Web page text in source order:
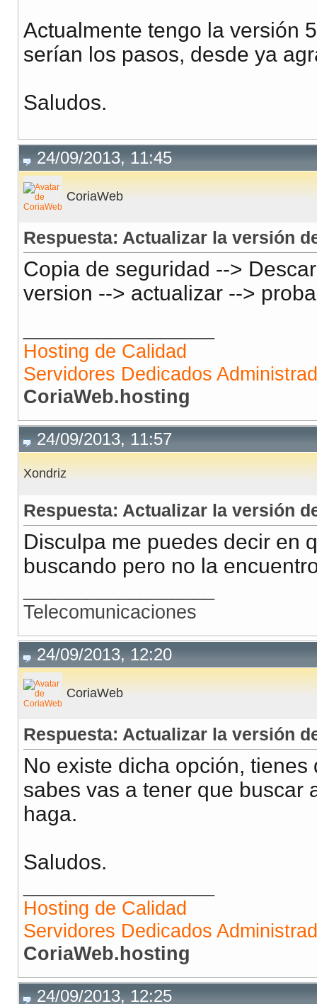
Actualmente tengo la versión
serían los pasos, desde ya
Saludos.
24/09/2013, 11:45
CoriaWeb
Respuesta: Actualizar la versión
Copia de seguridad -->
version --> actualizar -->
Hosting de Calidad
Servidores Dedicados
CoriaWeb.hosting
24/09/2013, 11:57
Xondriz
Respuesta: Actualizar la versión
Disculpa me puedes decir en
buscando pero no la
Telecomunicaciones
24/09/2013, 12:20
CoriaWeb
Respuesta: Actualizar la versión
No existe dicha opción,
sabes vas a tener que buscar
haga.
Saludos.
Hosting de Calidad
Servidores Dedicados
CoriaWeb.hosting
24/09/2013, 12:25